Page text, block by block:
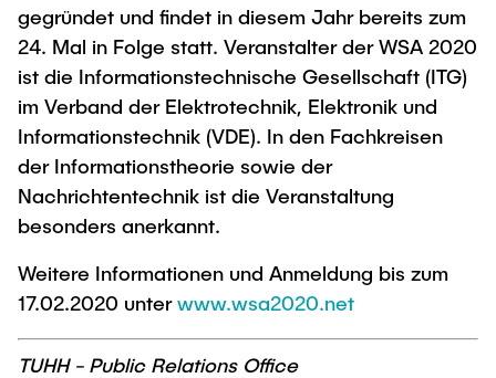
gegründet und findet in diesem Jahr bereits zum
24. Mal in Folge statt. Veranstalter der WSA 2020
ist die Informationstechnische Gesellschaft (ITG)
im Verband der Elektrotechnik, Elektronik und
Informationstechnik (VDE). In den Fachkreisen
der Informationstheorie sowie der
Nachrichtentechnik ist die Veranstaltung
besonders anerkannt.
Weitere Informationen und Anmeldung bis zum
17.02.2020 unterwww.wsa2020.net
TUHH - Public Relations Office